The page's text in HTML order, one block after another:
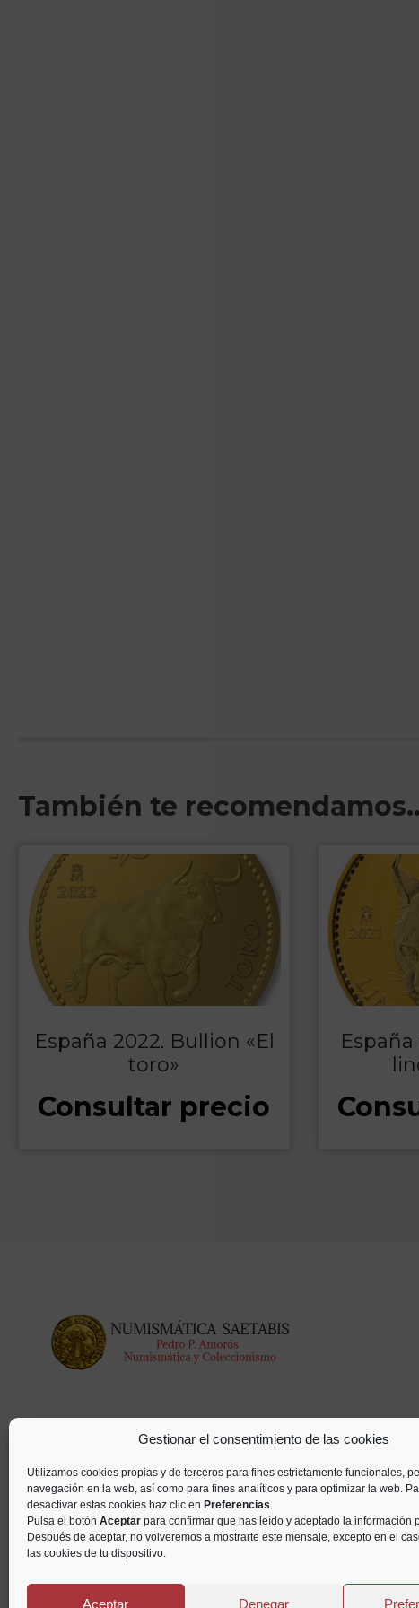
Gestionar el consentimiento de las cookies
Utilizamos cookies propias y de terceros para fines estrictamente funcionales,
navegación en la web, así como para fines analíticos y para optimizar la web.
desactivar estas cookies haz clic en Preferencias.
Pulsa el botón Aceptar para confirmar que has leído y aceptado la información
Después de aceptar, no volveremos a mostrarte este mensaje, excepto en el
las cookies de tu dispositivo.
Aceptar Denegar
También te
España 2022. Bullion «El
toro»
Consultar precio
España
Todos los derechos reservados ©